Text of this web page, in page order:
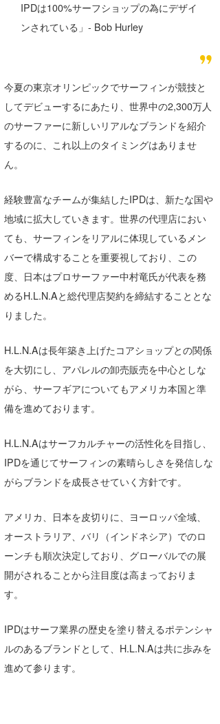
IPDは100%サーフショップの為にデザイ
ンされている」- Bob Hurley
今夏の東京オリンピックでサーフィンが競技と
してデビューするにあたり、世界中の2,300万人
のサーファーに新しいリアルなブランドを紹介
するのに、これ以上のタイミングはありませ
ん。
経験豊富なチームが集結したIPDは、新たな国や
地域に拡大していきます。世界の代理店におい
ても、サーフィンをリアルに体現しているメン
バーで構成することを重要視しており、この
度、日本はプロサーファー中村竜氏が代表を務
めるH.L.N.Aと総代理店契約を締結することとな
りました。
H.L.N.Aは長年築き上げたコアショップとの関係
を大切にし、アパレルの卸売販売を中心としな
がら、サーフギアについてもアメリカ本国と準
備を進めております。
H.L.N.Aはサーフカルチャーの活性化を目指し、
IPDを通じてサーフィンの素晴らしさを発信しな
がらブランドを成長させていく方針です。
アメリカ、日本を皮切りに、ヨーロッパ全域、
オーストラリア、バリ（インドネシア）でのロ
ーンチも順次決定しており、グローバルでの展
開がされることから注目度は高まっておりま
す。
IPDはサーフ業界の歴史を塗り替えるポテンシャ
ルのあるブランドとして、H.L.N.Aは共に歩みを
進めて参ります。
Soulman
たっちー
ハンマー
小川予報士
上田純子
上條将美
唐澤予報士
SancheZ
米山予報士
wanda
予報士 hiro.
Mr.K
chappy
Romisea